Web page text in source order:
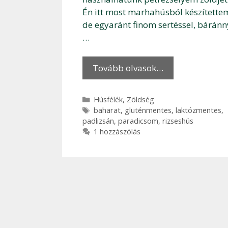
Én itt most marhahúsból
de egyaránt finom sertéssel,
…
Tovább olvasok…
Kategória
Húsfélék, Zöldség
Címkék
baharat, gluténmentes, laktózmentes,
padlizsán, paradicsom, rizseshús
1 hozzászólás